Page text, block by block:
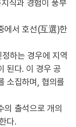
식과 경험이 풍부
에서 호선(互選)한
하는 경우에 지역
된다. 이 경우 공
소집하며, 협의를
출석으로 개의
다.